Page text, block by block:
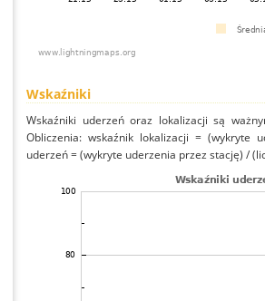
Wskaźniki
Wskaźniki uderzeń oraz lokalizacji są
Obliczenia: wskaźnik lokalizacji = (wykryte
uderzeń = (wykryte uderzenia przez stację) /